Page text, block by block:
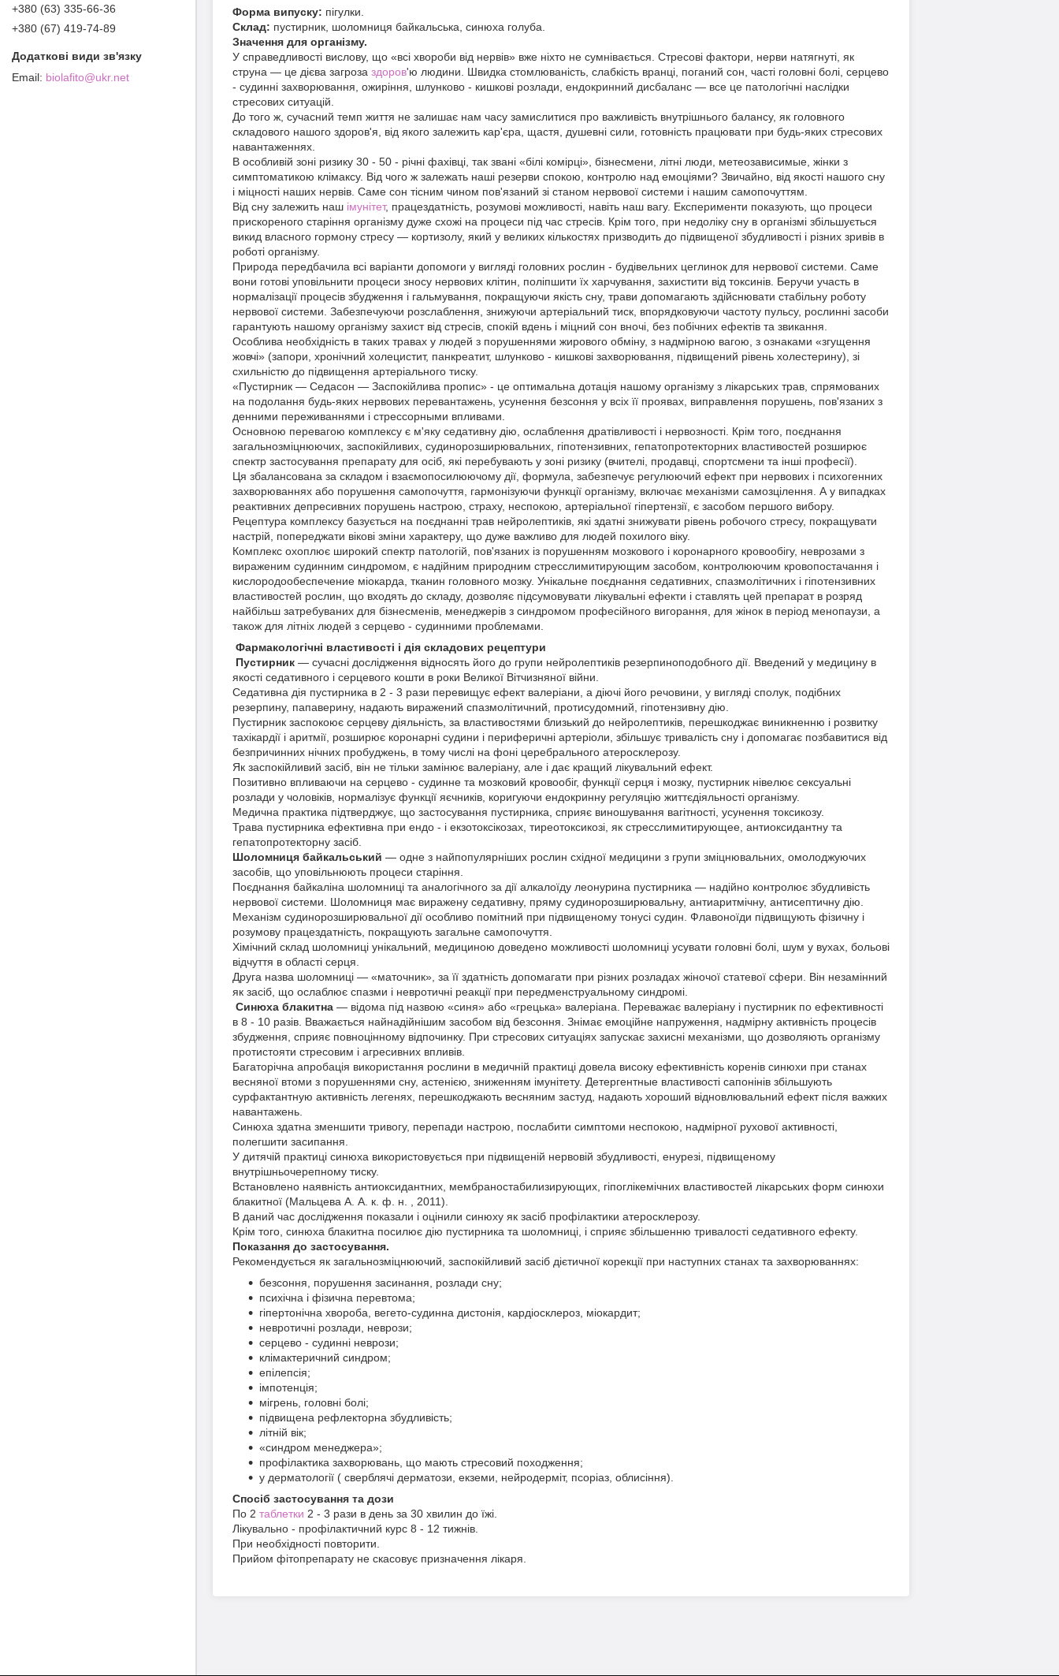
Форма випуску: пігулки.
Склад: пустирник, шоломниця байкальська, синюха голуба.
Значення для організму.
У справедливості вислову, що «всі хвороби від нервів» вже ніхто не сумнівається. Стресові фактори, нерви натягнуті, як
струна — це дієва загроза здоров'ю людини. Швидка стомлюваність, слабкість вранці, поганий сон, часті головні болі, серцево
- судинні захворювання, ожиріння, шлунково - кишкові розлади, ендокринний дисбаланс — все це патологічні наслідки
стресових ситуацій.
До того ж, сучасний темп життя не залишає нам часу замислитися про важливість внутрішнього балансу, як головного
складового нашого здоров'я, від якого залежить кар'єра, щастя, душевні сили, готовність працювати при будь-яких стресових
навантаженнях.
В особливій зоні ризику 30 - 50 - річні фахівці, так звані «білі комірці», бізнесмени, літні люди, метеозависимые, жінки з
симптоматикою клімаксу. Від чого ж залежать наші резерви спокою, контролю над емоціями? Звичайно, від якості нашого сну
і міцності наших нервів. Саме сон тісним чином пов'язаний зі станом нервової системи і нашим самопочуттям.
Від сну залежить наш імунітет, працездатність, розумові можливості, навіть наш вагу. Експерименти показують, що процеси
прискореного старіння організму дуже схожі на процеси під час стресів. Крім того, при недоліку сну в організмі збільшується
викид власного гормону стресу — кортизолу, який у великих кількостях призводить до підвищеної збудливості і різних зривів в
роботі організму.
Природа передбачила всі варіанти допомоги у вигляді головних рослин - будівельних цеглинок для нервової системи. Саме
вони готові уповільнити процеси зносу нервових клітин, поліпшити їх харчування, захистити від токсинів. Беручи участь в
нормалізації процесів збудження і гальмування, покращуючи якість сну, трави допомагають здійснювати стабільну роботу
нервової системи. Забезпечуючи розслаблення, знижуючи артеріальний тиск, впорядковуючи частоту пульсу, рослинні засоби
гарантують нашому організму захист від стресів, спокій вдень і міцний сон вночі, без побічних ефектів та звикання.
Особлива необхідність в таких травах у людей з порушеннями жирового обміну, з надмірною вагою, з ознаками «згущення
жовчі» (запори, хронічний холецистит, панкреатит, шлунково - кишкові захворювання, підвищений рівень холестерину), зі
схильністю до підвищення артеріального тиску.
«Пустирник — Седасон — Заспокійлива пропис» - це оптимальна дотація нашому організму з лікарських трав, спрямованих
на подолання будь-яких нервових перевантажень, усунення безсоння у всіх її проявах, виправлення порушень, пов'язаних з
денними переживаннями і стрессорными впливами.
Основною перевагою комплексу є м'яку седативну дію, ослаблення дратівливості і нервозності. Крім того, поєднання
загальнозміцнюючих, заспокійливих, судинорозширювальних, гіпотензивних, гепатопротекторних властивостей розширює
спектр застосування препарату для осіб, які перебувають у зоні ризику (вчителі, продавці, спортсмени та інші професії).
Ця збалансована за складом і взаємопосилюючому дії, формула, забезпечує регулюючий ефект при нервових і психогенних
захворюваннях або порушення самопочуття, гармонізуючи функції організму, включає механізми самозцілення. А у випадках
реактивних депресивних порушень настрою, страху, неспокою, артеріальної гіпертензії, є засобом першого вибору.
Рецептура комплексу базується на поєднанні трав нейролептиків, які здатні знижувати рівень робочого стресу, покращувати
настрій, попереджати вікові зміни характеру, що дуже важливо для людей похилого віку.
Комплекс охоплює широкий спектр патологій, пов'язаних із порушенням мозкового і коронарного кровообігу, неврозами з
вираженим судинним синдромом, є надійним природним стресслимитирующим засобом, контролюючим кровопостачання і
кислородообеспечение міокарда, тканин головного мозку. Унікальне поєднання седативних, спазмолітичних і гіпотензивних
властивостей рослин, що входять до складу, дозволяє підсумовувати лікувальні ефекти і ставлять цей препарат в розряд
найбільш затребуваних для бізнесменів, менеджерів з синдромом професійного вигорання, для жінок в період менопаузи, а
також для літніх людей з серцево - судинними проблемами.
Фармакологічні властивості і дія складових рецептури
Пустирник — сучасні дослідження відносять його до групи нейролептиків резерпиноподобного дії. Введений у медицину в
якості седативного і серцевого кошти в роки Великої Вітчизняної війни.
Седативна дія пустирника в 2 - 3 рази перевищує ефект валеріани, а діючі його речовини, у вигляді сполук, подібних
резерпину, папаверину, надають виражений спазмолітичний, протисудомний, гіпотензивну дію.
Пустирник заспокоює серцеву діяльність, за властивостями близький до нейролептиків, перешкоджає виникненню і розвитку
тахікардії і аритмії, розширює коронарні судини і периферичні артеріоли, збільшує тривалість сну і допомагає позбавитися від
безпричинних нічних пробуджень, в тому числі на фоні церебрального атеросклерозу.
Як заспокійливий засіб, він не тільки замінює валеріану, але і дає кращий лікувальний ефект.
Позитивно впливаючи на серцево - судинне та мозковий кровообіг, функції серця і мозку, пустирник нівелює сексуальні
розлади у чоловіків, нормалізує функції яєчників, коригуючи ендокринну регуляцію життєдіяльності організму.
Медична практика підтверджує, що застосування пустирника, сприяє виношування вагітності, усунення токсикозу.
Трава пустирника ефективна при ендо - і екзотоксікозах, тиреотоксикозі, як стресслимитирующее, антиоксидантну та
гепатопротекторну засіб.
Шоломниця байкальський — одне з найпопулярніших рослин східної медицини з групи зміцнювальних, омолоджуючих
засобів, що уповільнюють процеси старіння.
Поєднання байкаліна шоломниці та аналогічного за дії алкалоїду леонурина пустирника — надійно контролює збудливість
нервової системи. Шоломниця має виражену седативну, пряму судинорозширювальну, антиаритмічну, антисептичну дію.
Механізм судинорозширювальної дії особливо помітний при підвищеному тонусі судин. Флавоноїди підвищують фізичну і
розумову працездатність, покращують загальне самопочуття.
Хімічний склад шоломниці унікальний, медициною доведено можливості шоломниці усувати головні болі, шум у вухах, больові
відчуття в області серця.
Друга назва шоломниці — «маточник», за її здатність допомагати при різних розладах жіночої статевої сфери. Він незамінний
як засіб, що ослаблює спазми і невротичні реакції при передменструальному синдромі.
Синюха блакитна — відома під назвою «синя» або «грецька» валеріана. Переважає валеріану і пустирник по ефективності
в 8 - 10 разів. Вважається найнадійнішим засобом від безсоння. Знімає емоційне напруження, надмірну активність процесів
збудження, сприяє повноцінному відпочинку. При стресових ситуаціях запускає захисні механізми, що дозволяють організму
протистояти стресовим і агресивних впливів.
Багаторічна апробація використання рослини в медичній практиці довела високу ефективність коренів синюхи при станах
весняної втоми з порушеннями сну, астенією, зниженням імунітету. Детергентные властивості сапонінів збільшують
сурфактантную активність легенях, перешкоджають весняним застуд, надають хороший відновлювальний ефект після важких
навантажень.
Синюха здатна зменшити тривогу, перепади настрою, послабити симптоми неспокою, надмірної рухової активності,
полегшити засипання.
У дитячій практиці синюха використовується при підвищеній нервовій збудливості, енурезі, підвищеному
внутрішньочерепному тиску.
Встановлено наявність антиоксидантних, мембраностабилизирующих, гіпоглікемічних властивостей лікарських форм синюхи
блакитної (Мальцева А. А. к. ф. н. , 2011).
В даний час дослідження показали і оцінили синюху як засіб профілактики атеросклерозу.
Крім того, синюха блакитна посилює дію пустирника та шоломниці, і сприяє збільшенню тривалості седативного ефекту.
Показання до застосування.
Рекомендується як загальнозміцнюючий, заспокійливий засіб дієтичної корекції при наступних станах та захворюваннях:
безсоння, порушення засинання, розлади сну;
психічна і фізична перевтома;
гіпертонічна хвороба, вегето-судинна дистонія, кардіосклероз, міокардит;
невротичні розлади, неврози;
серцево - судинні неврози;
клімактеричний синдром;
епілепсія;
імпотенція;
мігрень, головні болі;
підвищена рефлекторна збудливість;
літній вік;
«синдром менеджера»;
профілактика захворювань, що мають стресовий походження;
у дерматології ( сверблячі дерматози, екземи, нейродерміт, псоріаз, облисіння).
Спосіб застосування та дози
По 2 таблетки 2 - 3 рази в день за 30 хвилин до їжі.
Лікувально - профілактичний курс 8 - 12 тижнів.
При необхідності повторити.
Прийом фітопрепарату не скасовує призначення лікаря.
+380 (63) 335-66-36
+380 (67) 419-74-89
biolafito@ukr.net